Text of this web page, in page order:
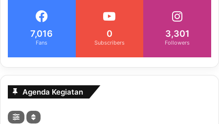
7,016
Fans
0
Subscribers
3,301
Followers
Agenda Kegiatan